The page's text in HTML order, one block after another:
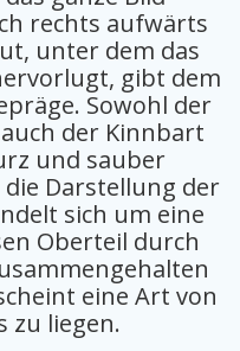
rechts aufwärts
unter dem das
gibt dem
Sowohl der
der Kinnbart
und sauber
Darstellung der
sich um eine
Oberteil durch
eine Art von
zu liegen.